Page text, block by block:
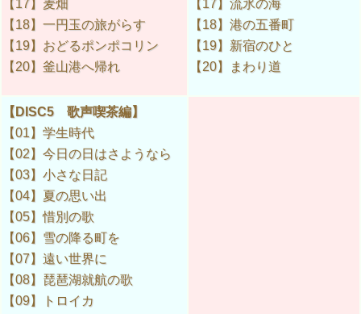
【17】麦畑
【18】一円玉の旅がらす
【19】おどるポンポコリン
【20】釜山港へ帰れ
【17】流氷の海
【18】港の五番町
【19】新宿のひと
【20】まわり道
【DISC5 歌声喫茶編】
【01】学生時代
【02】今日の日はさようなら
【03】小さな日記
【04】夏の思い出
【05】惜別の歌
【06】雪の降る町を
【07】遠い世界に
【08】琵琶湖就航の歌
【09】トロイカ